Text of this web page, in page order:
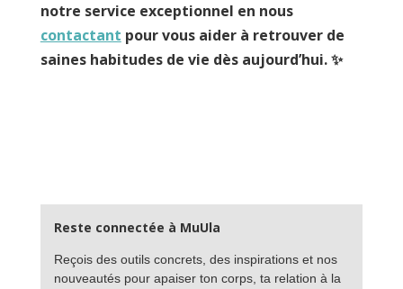
notre service exceptionnel en nous
contactant pour vous aider à retrouver de
saines habitudes de vie dès aujourd’hui. ✨
Reste connectée à MuUla
Reçois des outils concrets, des inspirations et nos
nouveautés pour apaiser ton corps, ta relation à la